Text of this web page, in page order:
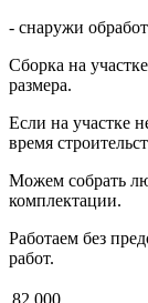
- снаружи
Сборка на
размера.
Если на участке
время
Можем собрать
комплектации.
Работаем без
работ.
82 000